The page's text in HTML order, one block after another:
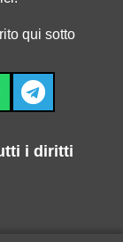
qui sotto

i diritti